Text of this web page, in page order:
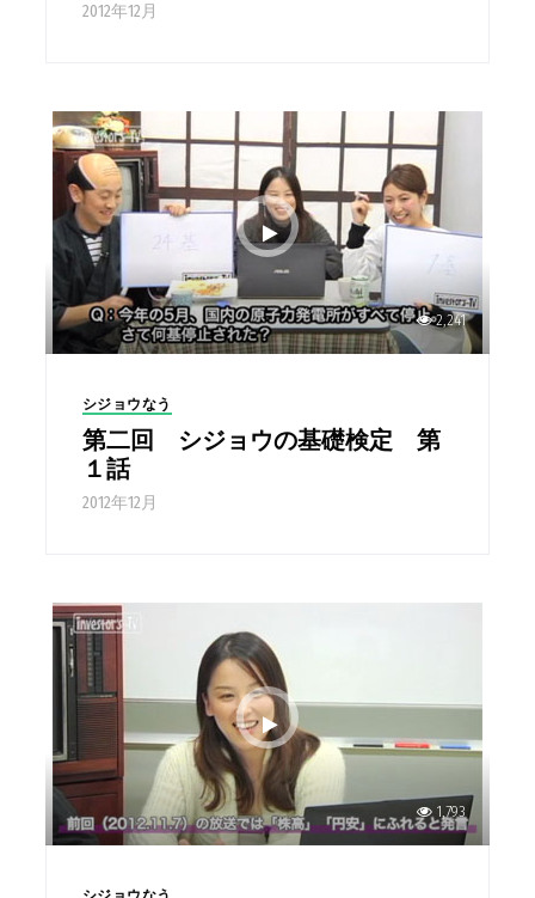
2012年12月
2,241
シジョウなう
第二回 シジョウの基礎検定 第
１話
2012年12月
1,793